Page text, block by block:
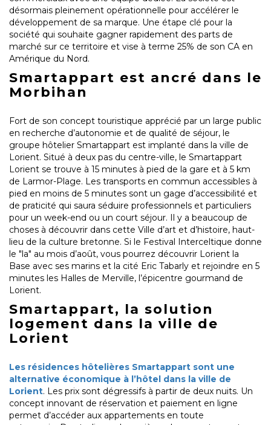
désormais pleinement opérationnelle pour accélérer le
développement de sa marque. Une étape clé pour la
société qui souhaite gagner rapidement des parts de
marché sur ce territoire et vise à terme 25% de son CA en
Amérique du Nord.
Smartappart est ancré dans le
Morbihan
Fort de son concept touristique apprécié par un large public
en recherche d’autonomie et de qualité de séjour, le
groupe hôtelier Smartappart est implanté dans la ville de
Lorient. Situé à deux pas du centre-ville, le Smartappart
Lorient se trouve à 15 minutes à pied de la gare et à 5 km
de Larmor-Plage. Les transports en commun accessibles à
pied en moins de 5 minutes sont un gage d’accessibilité et
de praticité qui saura séduire professionnels et particuliers
pour un week-end ou un court séjour. Il y a beaucoup de
choses à découvrir dans cette Ville d’art et d’histoire, haut-
lieu de la culture bretonne. Si le Festival Interceltique donne
le "la" au mois d’août, vous pourrez découvrir Lorient la
Base avec ses marins et la cité Eric Tabarly et rejoindre en 5
minutes les Halles de Merville, l’épicentre gourmand de
Lorient.
Smartappart, la solution
logement dans la ville de
Lorient
Les résidences hôtelières Smartappart sont une
alternative économique à l’hôtel dans la ville de
Lorient. Les prix sont dégressifs à partir de deux nuits. Un
concept innovant de réservation et paiement en ligne
permet d’accéder aux appartements en toute